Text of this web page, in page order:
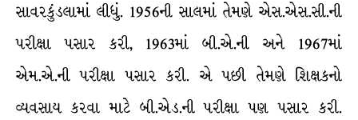
સાવરકુંડલામાં લીધું. 1956ની સાલમાં તેમણે એસ.એસ.સી.ની
પરીક્ષા પસાર કરી, 1963માં બી.એ.ની અને 1967માં
એમ.એ.ની પરીક્ષા પસાર કરી. એ પછી તેમણે શિક્ષકનો
વ્યવસાય કરવા માટે બી.એડ.ની પરીક્ષા પણ પસાર કરી.